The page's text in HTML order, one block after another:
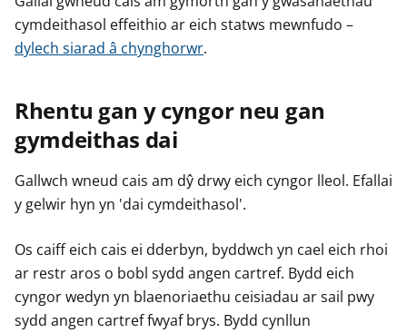
cymdeithasol effeithio ar eich statws mewnfudo –
dylech siarad â chynghorwr.
Rhentu gan y cyngor neu gan
gymdeithas dai
Gallwch wneud cais am dŷ drwy eich cyngor lleol. Efallai
y gelwir hyn yn 'dai cymdeithasol'.
Os caiff eich cais ei dderbyn, byddwch yn cael eich rhoi
ar restr aros o bobl sydd angen cartref. Bydd eich
cyngor wedyn yn blaenoriaethu ceisiadau ar sail pwy
sydd angen cartref fwyaf brys. Bydd cynllun